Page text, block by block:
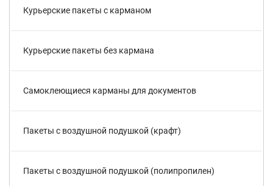
Курьерские пакеты с карманом
Курьерские пакеты без кармана
Самоклеющиеся карманы для документов
Пакеты с воздушной подушкой (крафт)
Пакеты с воздушной подушкой (полипропилен)